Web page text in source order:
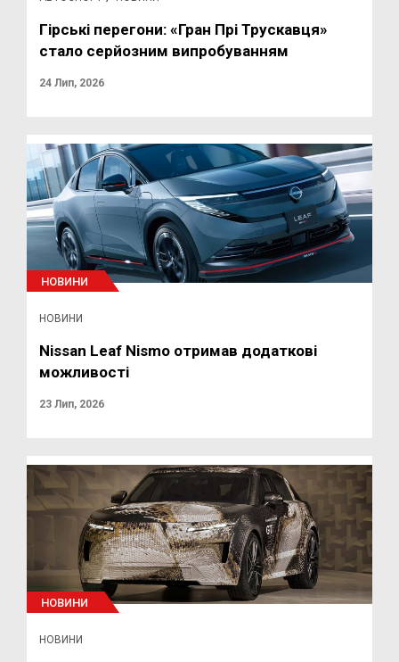
Гірські перегони: «Гран Прі Трускавця»
стало серйозним випробуванням
24 Лип, 2026
НОВИНИ
НОВИНИ
Nissan Leaf Nismo отримав додаткові
можливості
23 Лип, 2026
НОВИНИ
НОВИНИ